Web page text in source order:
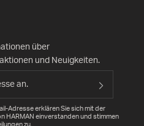
über
und Neuigkeiten.
Adresse erklären Sie sich mit der
HARMAN einverstanden und stimmen
zu.